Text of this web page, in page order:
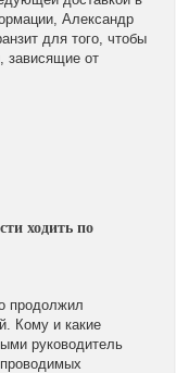
Александр
для того, чтобы
зависящие от
ходить по
продолжил
Кому и какие
руководитель